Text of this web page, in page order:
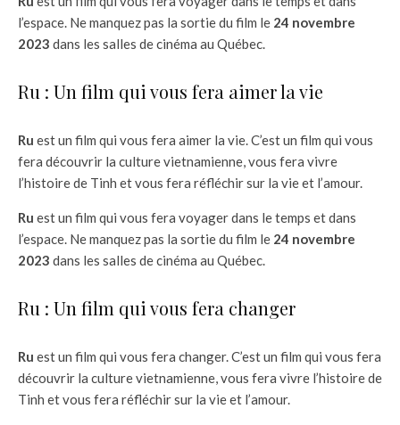
l’espace. Ne manquez pas la sortie du film le 24 novembre
2023 dans les salles de cinéma au Québec.
Ru : Un film qui vous fera aimer la vie
Ru est un film qui vous fera aimer la vie. C’est un film qui vous
fera découvrir la culture vietnamienne, vous fera vivre
l’histoire de Tinh et vous fera réfléchir sur la vie et l’amour.
Ru est un film qui vous fera voyager dans le temps et dans
l’espace. Ne manquez pas la sortie du film le 24 novembre
2023 dans les salles de cinéma au Québec.
Ru : Un film qui vous fera changer
Ru est un film qui vous fera changer. C’est un film qui vous fera
découvrir la culture vietnamienne, vous fera vivre l’histoire de
Tinh et vous fera réfléchir sur la vie et l’amour.